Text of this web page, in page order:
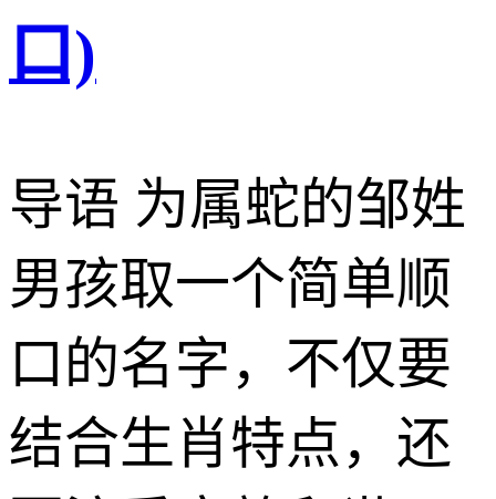
口)
导语 为属蛇的邹姓
男孩取一个简单顺
口的名字，不仅要
结合生肖特点，还